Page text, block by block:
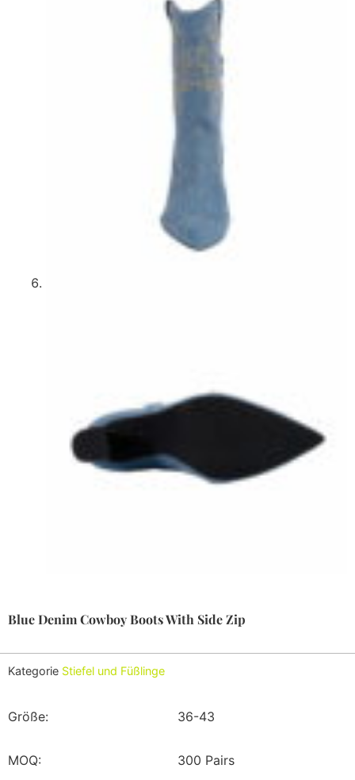
Blue Denim Cowboy Boots With Side Zip
Kategorie Stiefel und Füßlinge
Größe: 36-43
MOQ: 300 Pairs